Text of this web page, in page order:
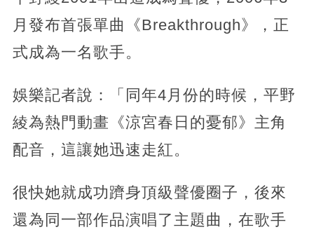
月發布首張單曲《Breakthrough》，正
式成為一名歌手。
娛樂記者說：「同年4月份的時候，平野
綾為熱門動畫《涼宮春日的憂郁》主角
配音， 這讓她迅速走紅。
很快她就成功躋身頂級聲優圈子，後來
還為同一部作品演唱了主題曲，在歌手